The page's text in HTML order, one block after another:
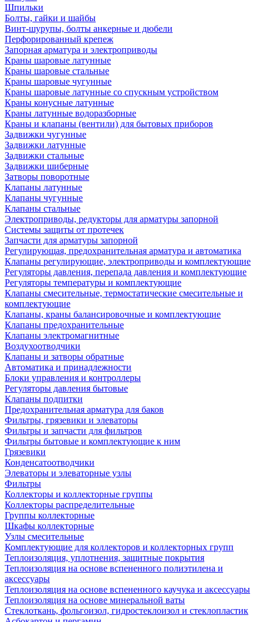
Шпильки
Болты, гайки и шайбы
Винт-шурупы, болты анкерные и дюбели
Перфорированный крепеж
Запорная арматура и электроприводы
Краны шаровые латунные
Краны шаровые стальные
Краны шаровые чугунные
Краны шаровые латунные со спускным устройством
Краны конусные латунные
Краны латунные водоразборные
Краны и клапаны (вентили) для бытовых приборов
Задвижки чугунные
Задвижки латунные
Задвижки стальные
Задвижки шиберные
Затворы поворотные
Клапаны латунные
Клапаны чугунные
Клапаны стальные
Электроприводы, редукторы для арматуры запорной
Системы защиты от протечек
Запчасти для арматуры запорной
Регулирующая, предохранительная арматура и автоматика
Клапаны регулирующие, электроприводы и комплектующие
Регуляторы давления, перепада давления и комплектующие
Регуляторы температуры и комплектующие
Клапаны смесительные, термостатические смесительные и
комплектующие
Клапаны, краны балансировочные и комплектующие
Клапаны предохранительные
Клапаны электромагнитные
Воздухоотводчики
Клапаны и затворы обратные
Автоматика и принадлежности
Блоки управления и контроллеры
Регуляторы давления бытовые
Клапаны подпитки
Предохранительная арматура для баков
Фильтры, грязевики и элеваторы
Фильтры и запчасти для фильтров
Фильтры бытовые и комплектующие к ним
Грязевики
Конденсатоотводчики
Элеваторы и элеваторные узлы
Фильтры
Коллекторы и коллекторные группы
Коллекторы распределительные
Группы коллекторные
Шкафы коллекторные
Узлы смесительные
Комплектующие для коллекторов и коллекторных групп
Теплоизоляция, уплотнения, защитные покрытия
Теплоизоляция на основе вспененного полиэтилена и
аксессуары
Теплоизоляция на основе вспененного каучука и аксессуары
Теплоизоляция на основе минеральной ваты
Стеклоткань, фольгоизол, гидростеклоизол и стеклопластик